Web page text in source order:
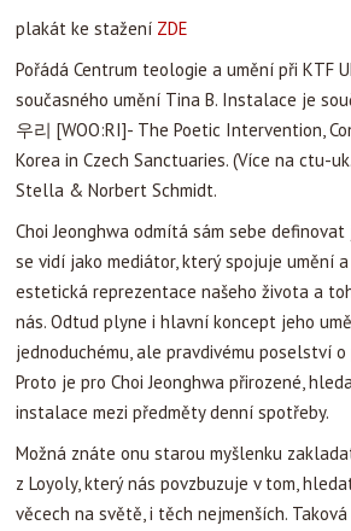
plakát ke stažení ZDE
Pořádá Centrum teologie a umění při KTF
současného umění Tina B. Instalace je
우리 [WOO:RI]- The Poetic Intervention,
Korea in Czech Sanctuaries. (Více na ctu-
Stella & Norbert Schmidt.
Choi Jeonghwa odmítá sám sebe
se vidí jako mediátor, který spojuje umění
estetická reprezentace našeho života a
nás. Odtud plyne i hlavní koncept jeho
jednoduchému, ale pravdivému poselství
Proto je pro Choi Jeonghwa přirozené,
instalace mezi předměty denní spotřeby.
Možná znáte onu starou myšlenku
z Loyoly, který nás povzbuzuje v tom,
věcech na světě, i těch nejmenších.